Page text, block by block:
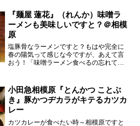
になるので、ちょっとは並ぶ感じです
が、ドラマ放映直後みたい...
『麺屋 蓮花』（れんか）味噌ラ
ーメンも美味しいですと？＠相模
原
塩豚骨なラーメンですと？もはや完全に
春の陽気って感じな今ですが、あえて言
おう！「味噌ラーメン食べるの忘れてた
㎜も余裕がないので、とにかく視聴率重
視だった可能性……ある...
小田急相模原『とんかつ ことぶ
き』豚かつヂカラがキテるカツカ
レー
カツカレーが食べたい時～相模原ですと